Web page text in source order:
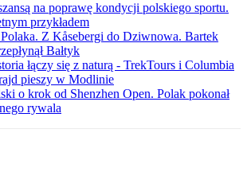
na poprawę kondycji polskiego sportu.
przykładem
Z Kåsebergi do Dziwnowa. Bartek
Bałtyk
łączy się z naturą - TrekTours i Columbia
pieszy w Modlinie
o krok od Shenzhen Open. Polak pokonał
rywala